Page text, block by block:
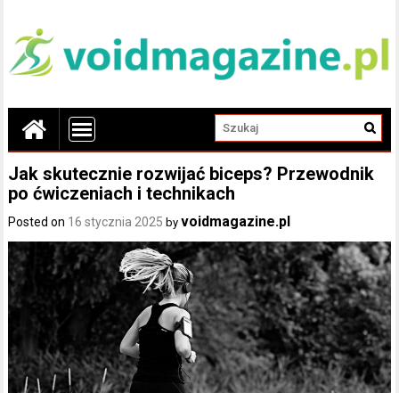
Jak skutecznie rozwijać biceps? Przewodnik
po ćwiczeniach i technikach
Posted on 16 stycznia 2025 byvoidmagazine.pl